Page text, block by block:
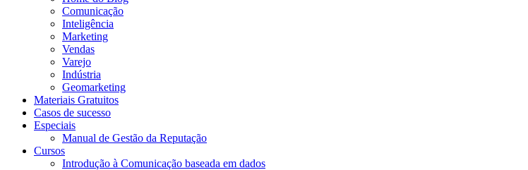
Comunicação
Inteligência
Marketing
Vendas
Varejo
Indústria
Geomarketing
Materiais Gratuitos
Casos de sucesso
Especiais
Manual de Gestão da Reputação
Cursos
Introdução à Comunicação baseada em dados